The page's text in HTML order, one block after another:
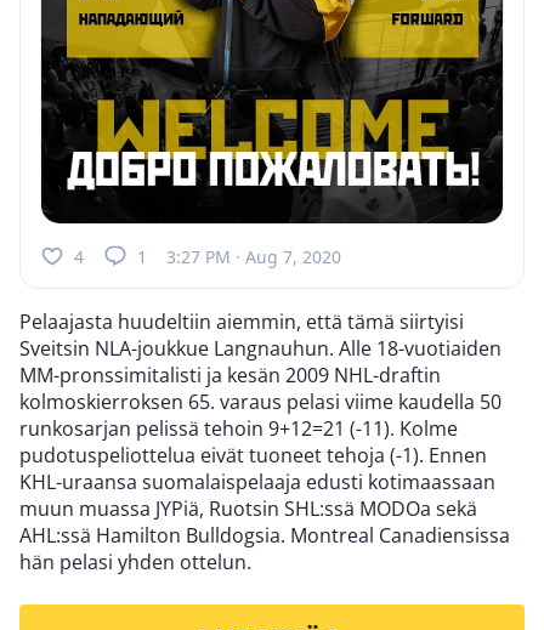
4 1 3:27 PM · Aug 7, 2020
Pelaajasta huudeltiin aiemmin, että tämä siirtyisi
Sveitsin NLA-joukkue Langnauhun. Alle 18-vuotiaiden
MM-pronssimitalisti ja kesän 2009 NHL-draftin
kolmoskierroksen 65. varaus pelasi viime kaudella 50
runkosarjan pelissä tehoin 9+12=21 (-11). Kolme
pudotuspeliottelua eivät tuoneet tehoja (-1). Ennen
KHL-uraansa suomalaispelaaja edusti kotimaassaan
muun muassa JYPiä, Ruotsin SHL:ssä MODOa sekä
AHL:ssä Hamilton Bulldogsia. Montreal Canadiensissa
hän pelasi yhden ottelun.